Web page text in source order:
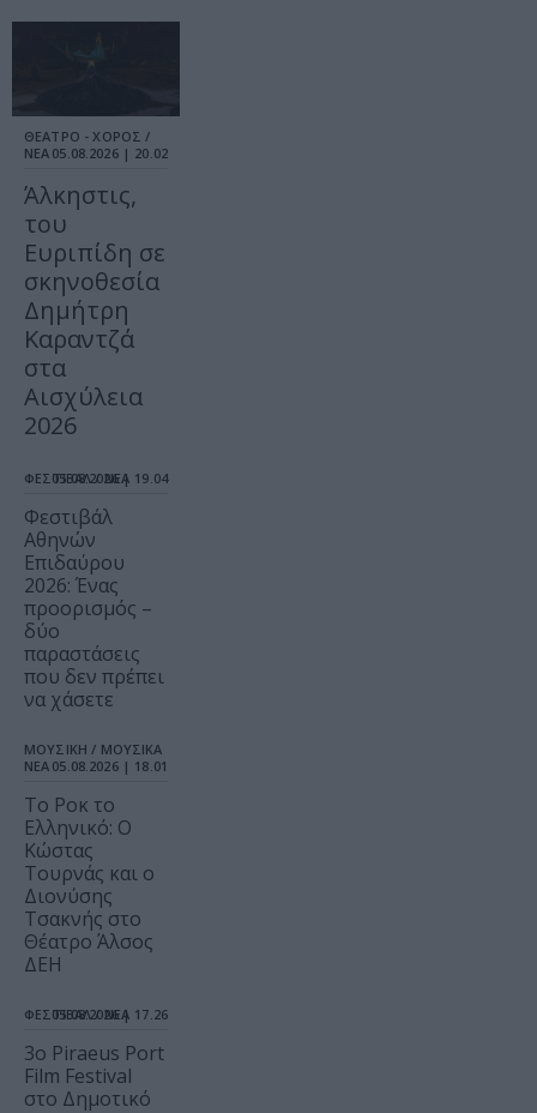
ΘΕΑΤΡΟ - ΧΟΡΟΣ /
ΝΕΑ 05.08.2026 | 20.02
Άλκηστις,
του
Ευριπίδη σε
σκηνοθεσία
Δημήτρη
Καραντζά
στα
Αισχύλεια
2026
ΦΕΣΤΙΒΑΛ / ΝΕΑ
05.08.2026 | 19.04
Φεστιβάλ
Αθηνών
Επιδαύρου
2026: Ένας
προορισμός –
δύο
παραστάσεις
που δεν πρέπει
να χάσετε
ΜΟΥΣΙΚΗ / ΜΟΥΣΙΚΑ
ΝΕΑ 05.08.2026 | 18.01
Το Ροκ το
Ελληνικό: Ο
Κώστας
Τουρνάς και ο
Διονύσης
Τσακνής στο
Θέατρο Άλσος
ΔΕΗ
ΦΕΣΤΙΒΑΛ / ΝΕΑ
05.08.2026 | 17.26
3o Piraeus Port
Film Festival
στο Δημοτικό